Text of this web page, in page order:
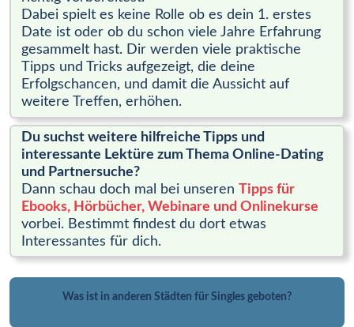
Dabei spielt es keine Rolle ob es dein 1. erstes
Date ist oder ob du schon viele Jahre Erfahrung
gesammelt hast. Dir werden viele praktische
Tipps und Tricks aufgezeigt, die deine
Erfolgschancen, und damit die Aussicht auf
weitere Treffen, erhöhen.
Du suchst weitere hilfreiche Tipps und
interessante Lektüre zum Thema Online-Dating
und Partnersuche?
Dann schau doch mal bei unseren Tipps für
Ebooks, Hörbücher, Webinare und Onlinekurse
vorbei. Bestimmt findest du dort etwas
Interessantes für dich.
Was ist in anderen Städten für Singles geboten?